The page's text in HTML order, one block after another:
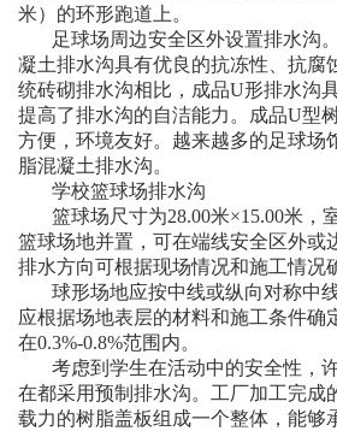
米）的环形跑道上。
足球场周边安全区外设置排水沟
凝土排水沟具有优良的抗冻性、抗腐
统砖砌排水沟相比，成品U形排水沟
提高了排水沟的自洁能力。成品U型
方便，环境友好。越来越多的足球场
脂混凝土排水沟。
学校篮球场排水沟
篮球场尺寸为28.00米×15.00米，
篮球场地并置，可在端线安全区外或
排水方向可根据现场情况和施工情况
球形场地应按中线或纵向对称中
应根据场地表层的材料和施工条件确
在0.3%-0.8%范围内。
考虑到学生在活动中的安全性，
在都采用预制排水沟。工厂加工完成
载力的树脂盖板组成一个整体，能够